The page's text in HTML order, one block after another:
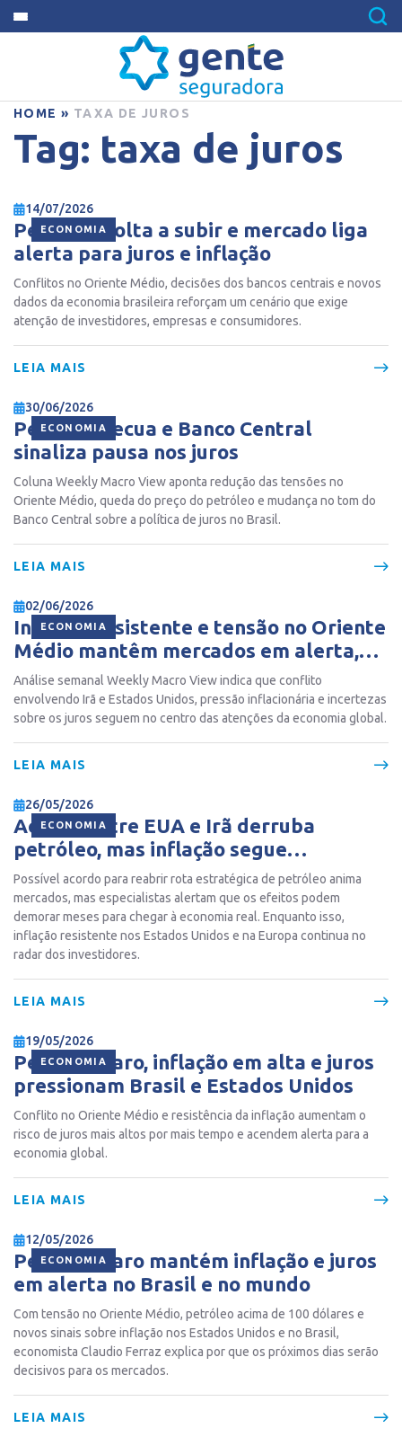
HOME » TAXA DE JUROS
Tag: taxa de juros
ECONOMIA
14/07/2026
Petróleo volta a subir e mercado liga
alerta para juros e inflação
Conflitos no Oriente Médio, decisões dos bancos centrais e novos
dados da economia brasileira reforçam um cenário que exige
atenção de investidores, empresas e consumidores.
LEIA MAIS
ECONOMIA
30/06/2026
Petróleo recua e Banco Central
sinaliza pausa nos juros
Coluna Weekly Macro View aponta redução das tensões no
Oriente Médio, queda do preço do petróleo e mudança no tom do
Banco Central sobre a política de juros no Brasil.
LEIA MAIS
ECONOMIA
02/06/2026
Inflação resistente e tensão no Oriente
Médio mantêm mercados em alerta,
aponta economista
Análise semanal Weekly Macro View indica que conflito
envolvendo Irã e Estados Unidos, pressão inflacionária e incertezas
sobre os juros seguem no centro das atenções da economia global.
LEIA MAIS
ECONOMIA
26/05/2026
Acordo entre EUA e Irã derruba
petróleo, mas inflação segue
pressionando economia global
Possível acordo para reabrir rota estratégica de petróleo anima
mercados, mas especialistas alertam que os efeitos podem
demorar meses para chegar à economia real. Enquanto isso,
inflação resistente nos Estados Unidos e na Europa continua no
radar dos investidores.
LEIA MAIS
ECONOMIA
19/05/2026
Petróleo caro, inflação em alta e juros
pressionam Brasil e Estados Unidos
Conflito no Oriente Médio e resistência da inflação aumentam o
risco de juros mais altos por mais tempo e acendem alerta para a
economia global.
LEIA MAIS
ECONOMIA
12/05/2026
Petróleo caro mantém inflação e juros
em alerta no Brasil e no mundo
Com tensão no Oriente Médio, petróleo acima de 100 dólares e
novos sinais sobre inflação nos Estados Unidos e no Brasil,
economista Claudio Ferraz explica por que os próximos dias serão
decisivos para os mercados.
LEIA MAIS